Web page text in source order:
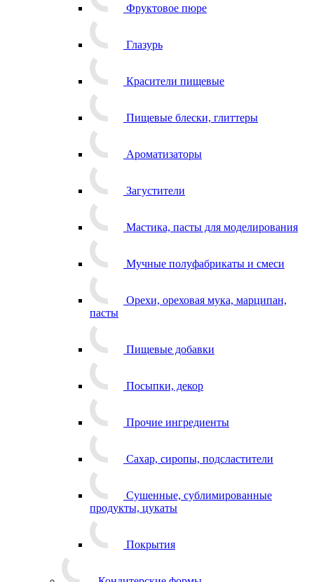
Фруктовое пюре
Глазурь
Красители пищевые
Пищевые блески, глиттеры
Ароматизаторы
Загустители
Мастика, пасты для моделирования
Мучные полуфабрикаты и смеси
Орехи, ореховая мука, марципан,
пасты
Пищевые добавки
Посыпки, декор
Прочие ингредиенты
Сахар, сиропы, подсластители
Сушенные, сублимированные
продукты, цукаты
Покрытия